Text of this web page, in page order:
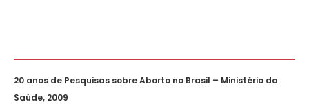
20 anos de Pesquisas sobre Aborto no Brasil – Ministério da
Saúde, 2009